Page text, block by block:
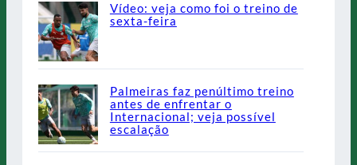
Vídeo: veja como foi o treino de
sexta-feira
Palmeiras faz penúltimo treino
antes de enfrentar o
Internacional; veja possível
escalação